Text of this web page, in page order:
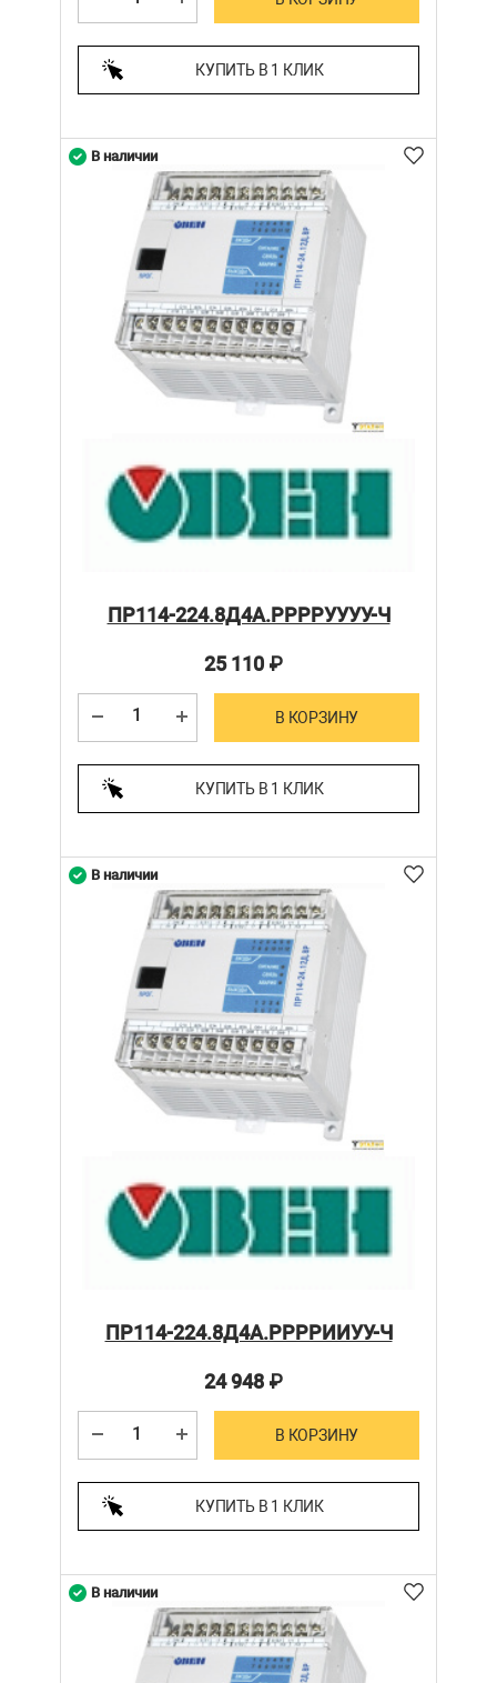
КУПИТЬ В 1 КЛИК
ПР114-224.8Д4А.РРРРУУУУ-Ч
25 110₽
В КОРЗИНУ
КУПИТЬ В 1 КЛИК
В наличии
ПР114-224.8Д4А.РРРРИИУУ-Ч
24 948₽
В КОРЗИНУ
КУПИТЬ В 1 КЛИК
В наличии
В наличии